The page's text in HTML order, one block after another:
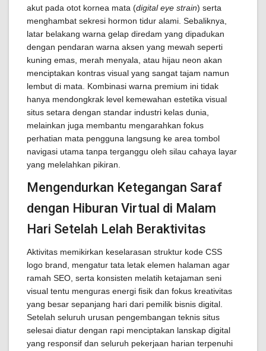
akut pada otot kornea mata (digital eye strain) serta
menghambat sekresi hormon tidur alami. Sebaliknya,
latar belakang warna gelap diredam yang dipadukan
dengan pendaran warna aksen yang mewah seperti
kuning emas, merah menyala, atau hijau neon akan
menciptakan kontras visual yang sangat tajam namun
lembut di mata. Kombinasi warna premium ini tidak
hanya mendongkrak level kemewahan estetika visual
situs setara dengan standar industri kelas dunia,
melainkan juga membantu mengarahkan fokus
perhatian mata pengguna langsung ke area tombol
navigasi utama tanpa terganggu oleh silau cahaya layar
yang melelahkan pikiran.
Mengendurkan Ketegangan Saraf
dengan Hiburan Virtual di Malam
Hari Setelah Lelah Beraktivitas
Aktivitas memikirkan keselarasan struktur kode CSS
logo brand, mengatur tata letak elemen halaman agar
ramah SEO, serta konsisten melatih ketajaman seni
visual tentu menguras energi fisik dan fokus kreativitas
yang besar sepanjang hari dari pemilik bisnis digital.
Setelah seluruh urusan pengembangan teknis situs
selesai diatur dengan rapi menciptakan lanskap digital
yang responsif dan seluruh pekerjaan harian terpenuhi